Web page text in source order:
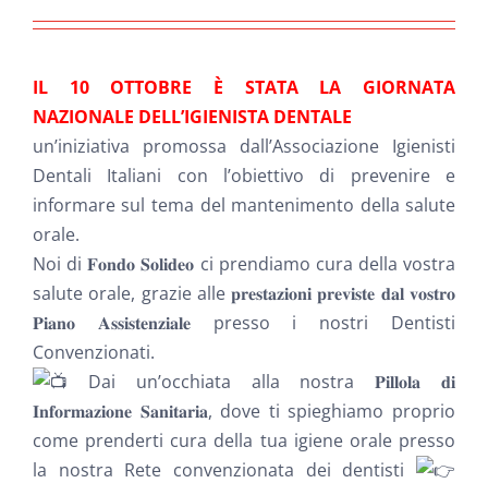
CONTATTI
AREA RISERVATA BENEFICIARI
AREA RISERVATA AZIENDE
IL 10 OTTOBRE È STATA LA GIORNATA
NAZIONALE DELL’IGIENISTA DENTALE
un’iniziativa promossa dall’Associazione Igienisti
Dentali Italiani con l’obiettivo di prevenire e
informare sul tema del mantenimento della salute
orale.
Noi di 𝐅𝐨𝐧𝐝𝐨 𝐒𝐨𝐥𝐢𝐝𝐞𝐨 ci prendiamo cura della vostra
salute orale, grazie alle 𝐩𝐫𝐞𝐬𝐭𝐚𝐳𝐢𝐨𝐧𝐢 𝐩𝐫𝐞𝐯𝐢𝐬𝐭𝐞 𝐝𝐚𝐥 𝐯𝐨𝐬𝐭𝐫𝐨
𝐏𝐢𝐚𝐧𝐨 𝐀𝐬𝐬𝐢𝐬𝐭𝐞𝐧𝐳𝐢𝐚𝐥𝐞 presso i nostri Dentisti
Convenzionati.
Dai un’occhiata alla nostra 𝐏𝐢𝐥𝐥𝐨𝐥𝐚 𝐝𝐢
𝐈𝐧𝐟𝐨𝐫𝐦𝐚𝐳𝐢𝐨𝐧𝐞 𝐒𝐚𝐧𝐢𝐭𝐚𝐫𝐢𝐚, dove ti spieghiamo proprio
come prenderti cura della tua igiene orale presso
la nostra Rete convenzionata dei dentisti